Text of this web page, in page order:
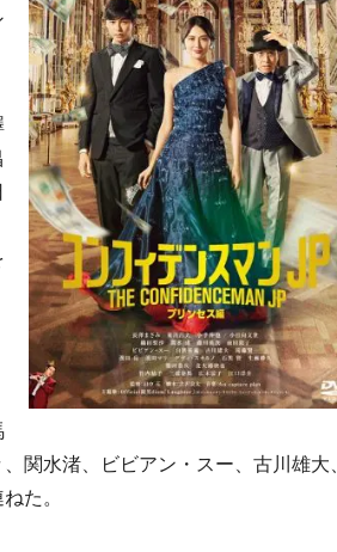
関水渚、ビビアン・スー、古川雄大、
た。